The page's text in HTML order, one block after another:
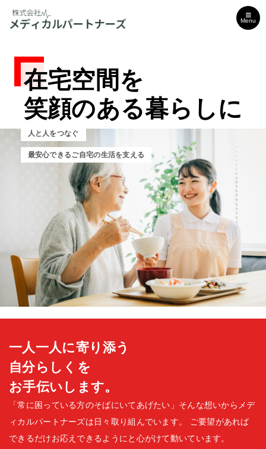
Menu
在宅空間を
笑顔のある暮らしに
人と人をつなぐ
最安心できるご自宅の生活を支える
在宅空間を
笑顔のある暮らしに
人と人をつなぐ
安心できるご自宅の生活を支える
在宅空間を
笑顔のある暮らしに
人と人をつなぐ
安心できるご自宅の生活を支える
一人一人に寄り添う
自分らしくを
お手伝いします。
「常に困っている方のそばにいてあげたい」そんな想いからメデ
ィカルパートナーズは日々取り組んでいます。
ご要望があれば
できるだけお応えできるようにと心がけて動いています。